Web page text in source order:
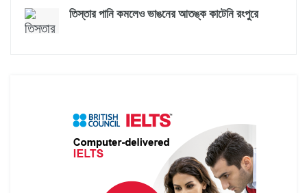
তিস্তার পানি কমলেও ভাঙনের আতঙ্ক কাটেনি রংপুরে